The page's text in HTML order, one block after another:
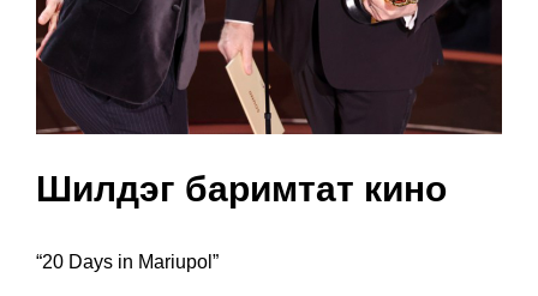
Шилдэг баримтат кино
“20 Days in Mariupol”